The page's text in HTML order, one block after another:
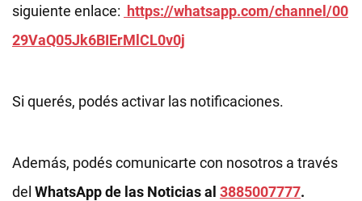
siguiente enlace: https://whatsapp.com/channel/00
29VaQ05Jk6BIErMlCL0v0j
Si querés, podés activar las notificaciones.
Además, podés comunicarte con nosotros a través
del WhatsApp de las Noticias al 3885007777.